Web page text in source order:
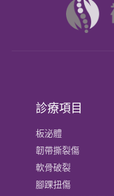
診療項目
板泌體
韌帶撕裂傷
軟骨破裂
腳踝扭傷